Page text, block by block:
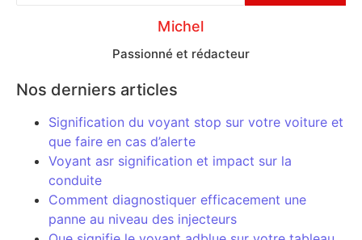
Michel
Passionné et rédacteur
Nos derniers articles
Signification du voyant stop sur votre voiture et
que faire en cas d’alerte
Voyant asr signification et impact sur la
conduite
Comment diagnostiquer efficacement une
panne au niveau des injecteurs